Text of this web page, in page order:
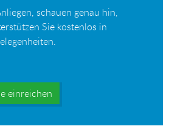
schauen genau hin,
Sie kostenlos in
einreichen